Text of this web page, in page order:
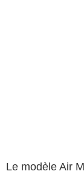
Le modèle Air